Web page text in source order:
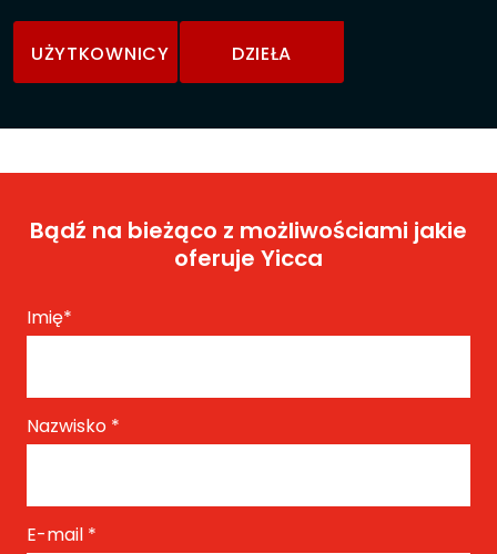
UŻYTKOWNICY DZIEŁA
Bądź na bieżąco z możliwościami jakie
oferuje Yicca
Imię*
Nazwisko *
E-mail *